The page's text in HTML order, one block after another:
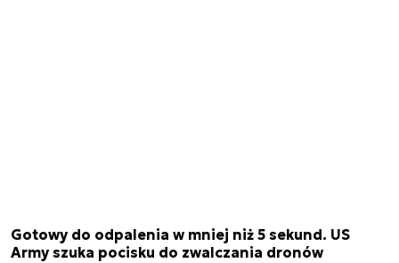
Gotowy do odpalenia w mniej niż 5 sekund. US
Army szuka pocisku do zwalczania dronów